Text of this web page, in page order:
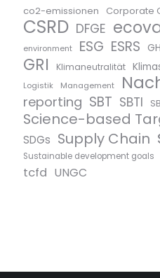
co2-emissionen Corporate
CSRD DFGE
environment ESG ESRS
GRI Klimaneutralität
Logistik Management
reporting SBT SBTI
Science-based
SDGs Supply Chain
Sustainable development goals
tcfd UNGC